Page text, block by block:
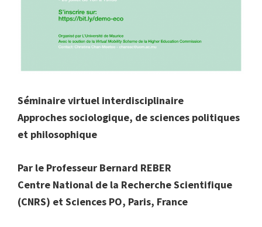
Séminaire virtuel interdisciplinaire
Approches sociologique, de sciences politiques
et philosophique
Par le Professeur Bernard REBER
Centre National de la Recherche Scientifique
(CNRS) et Sciences PO, Paris, France